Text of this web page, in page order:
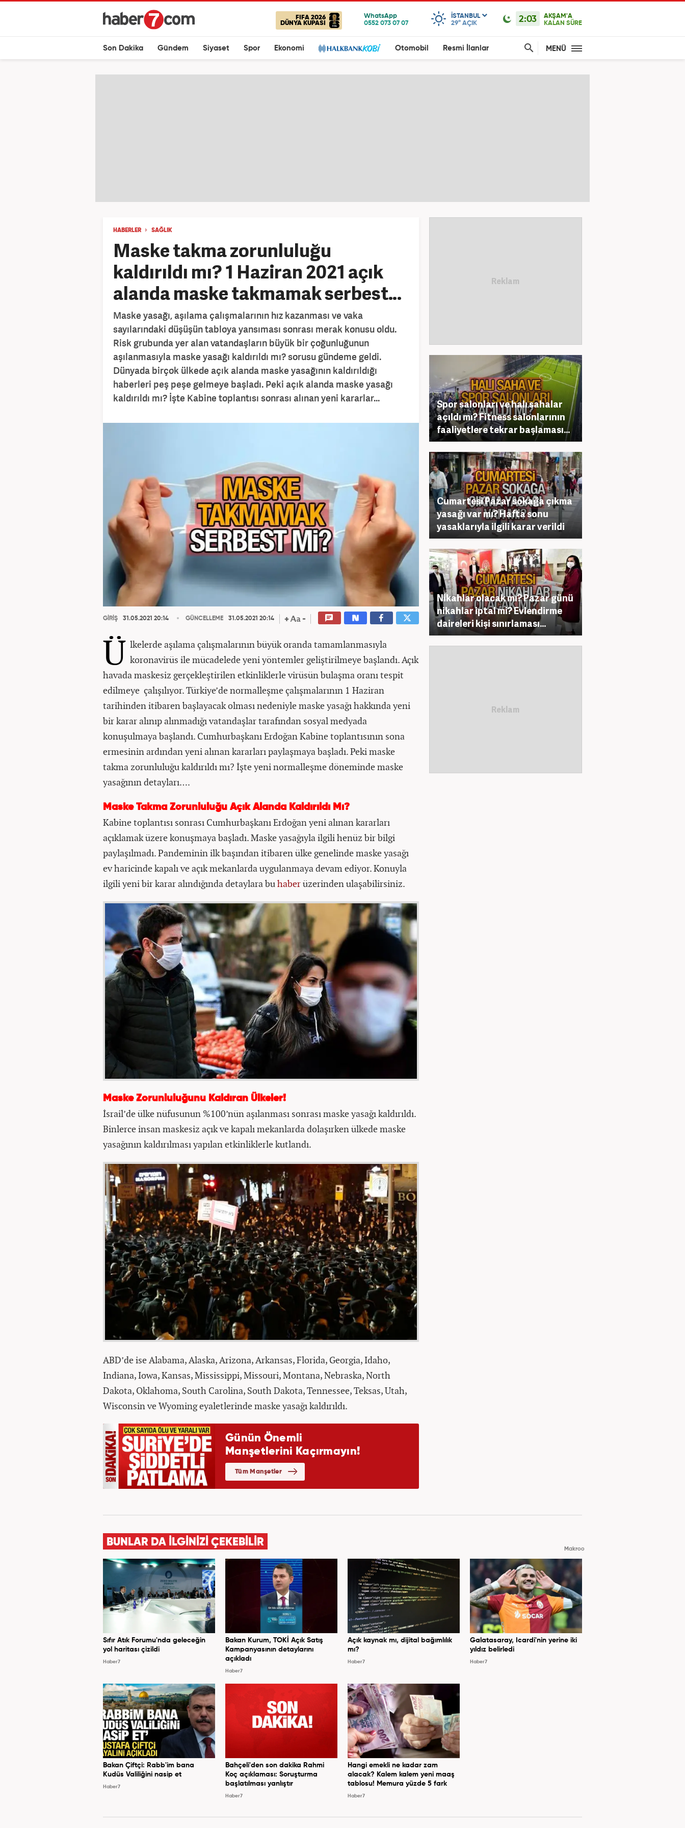
FIFA 2026
DÜNYA KUPASI
ISTANBUL
29° AÇIK 2:03
AKŞAM'A
KALAN SÜRE
Son Dakika Gündem Siyaset Spor Ekonomi Otomobil Resmi İlanlar MENÜ
HABERLER SAĞLIK
Maske takma zorunluluğu
kaldırıldı mı? 1 Haziran 2021 açık
alanda maske takmamak serbest…
Maske yasağı, aşılama çalışmalarının hız kazanması ve vaka
sayılarındaki düşüşün tabloya yansıması sonrası merak konusu oldu.
Risk grubunda yer alan vatandaşların büyük bir çoğunluğunun
aşılanmasıyla maske yasağı kaldırıldı mı? sorusu gündeme geldi.
Dünyada birçok ülkede açık alanda maske yasağının kaldırıldığı
haberleri peş peşe gelmeye başladı. Peki açık alanda maske yasağı
kaldırıldı mı? İşte Kabine toplantısı sonrası alınan yeni kararlar...
GİRİŞ 31.05.2021 20:14 GÜNCELLEME 31.05.2021 20:14
Ü lkelerde aşılama çalışmalarının büyük oranda tamamlanmasıyla
koronavirüs ile mücadelede yeni yöntemler geliştirilmeye başlandı. Açık
havada maskesiz gerçekleştirilen etkinliklerle virüsün bulaşma oranı tespit
edilmeye çalışılıyor. Türkiye’de normalleşme çalışmalarının 1 Haziran
tarihinden itibaren başlayacak olması nedeniyle maske yasağı hakkında yeni
bir karar alınıp alınmadığı vatandaşlar tarafından sosyal medyada
konuşulmaya başlandı. Cumhurbaşkanı Erdoğan Kabine toplantısının sona
ermesinin ardından yeni alınan kararları paylaşmaya başladı. Peki maske
takma zorunluluğu kaldırıldı mı? İşte yeni normalleşme döneminde maske
yasağının detayları….
Maske Takma Zorunluluğu Açık Alanda Kaldırıldı Mı?
Kabine toplantısı sonrası Cumhurbaşkanı Erdoğan yeni alınan kararları
açıklamak üzere konuşmaya başladı. Maske yasağıyla ilgili henüz bir bilgi
paylaşılmadı. Pandeminin ilk başından itibaren ülke genelinde maske yasağı
ev haricinde kapalı ve açık mekanlarda uygulanmaya devam ediyor. Konuyla
ilgili yeni bir karar alındığında detaylara buhaberüzerinden ulaşabilirsiniz.
Maske Zorunluluğunu Kaldıran Ülkeler!
İsrail’de ülke nüfusunun %100’nün aşılanması sonrası maske yasağı kaldırıldı.
Binlerce insan maskesiz açık ve kapalı mekanlarda dolaşırken ülkede maske
yasağının kaldırılması yapılan etkinliklerle kutlandı.
ABD’de ise Alabama, Alaska, Arizona, Arkansas, Florida, Georgia, Idaho,
Indiana, Iowa, Kansas, Mississippi, Missouri, Montana, Nebraska, North
Dakota, Oklahoma, South Carolina, South Dakota, Tennessee, Teksas, Utah,
Wisconsin ve Wyoming eyaletlerinde maske yasağı kaldırıldı.
Spor salonları ve halı sahalar
açıldı mı? Fitness salonlarının
faaliyetlere tekrar başlaması...
Cumartesi Pazar sokağa çıkma
yasağı var mı? Hafta sonu
yasaklarıyla ilgili karar verildi
Nikahlar olacak mı? Pazar günü
nikahlar iptal mi? Evlendirme
daireleri kişi sınırlaması...
BUNLAR DA İLGİNİZİ ÇEKEBİLİR
Makroo
Sıfır Atık Forumu'nda geleceğin
yol haritası çizildi
Haber7
Bakan Kurum, TOKİ Açık Satış
Kampanyasının detaylarını
açıkladı
Haber7
Açık kaynak mı, dijital bağımlılık
mı?
Haber7
Galatasaray, Icardi'nin yerine iki
yıldız belirledi
Haber7
Bakan Çiftçi: Rabb'im bana
Kudüs Valiliğini nasip et
Haber7
Bahçeli'den son dakika Rahmi
Koç açıklaması: Soruşturma
başlatılması yanlıştır
Haber7
Hangi emekli ne kadar zam
alacak? Kalem kalem yeni maaş
tablosu! Memura yüzde 5 fark
Haber7